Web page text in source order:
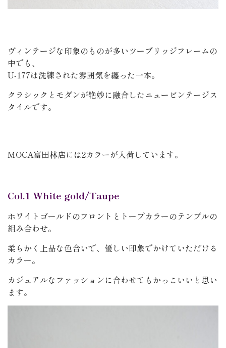
ヴィンテージな印象のものが多いツーブリッジフレームの
中でも、
U-177は洗練された雰囲気を纏った一本。
クラシックとモダンが絶妙に融合したニュービンテージス
タイルです。
MOCA富田林店には2カラーが入荷しています。
Col.1 White gold/Taupe
ホワイトゴールドのフロントとトープカラーのテンプルの
組み合わせ。
柔らかく上品な色合いで、優しい印象でかけていただける
カラー。
カジュアルなファッションに合わせてもかっこいいと思い
ます。